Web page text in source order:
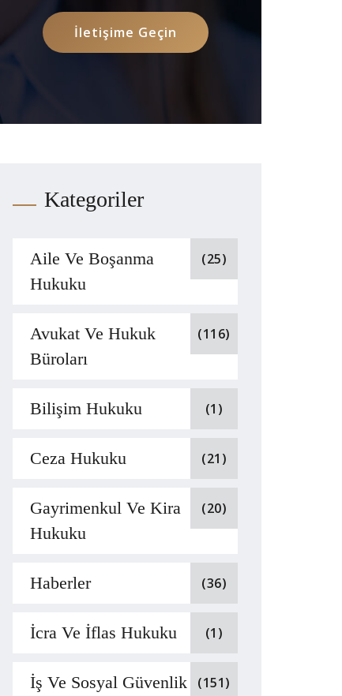
İletişime Geçin
Kategoriler
Aile Ve Boşanma
Hukuku
(25)
Avukat Ve Hukuk
Büroları
(116)
Bilişim Hukuku (1)
Ceza Hukuku (21)
Gayrimenkul Ve Kira
Hukuku
(20)
Haberler (36)
İcra Ve İflas Hukuku (1)
İş Ve Sosyal Güvenlik
(151)